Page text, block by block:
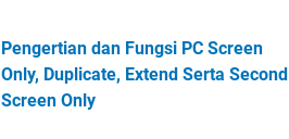
Pengertian dan Fungsi PC Screen
Only, Duplicate, Extend Serta Second
Screen Only